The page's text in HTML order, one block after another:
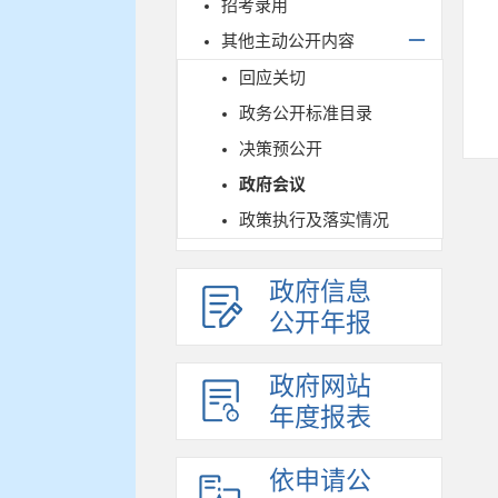
招考录用
其他主动公开内容
回应关切
政务公开标准目录
决策预公开
政府会议
政策执行及落实情况
政府信息
公开年报
政府网站
年度报表
依申请公